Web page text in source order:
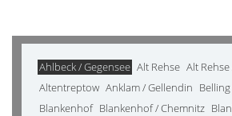
Ahlbeck / Gegensee Alt Rehse Alt
Altentreptow Anklam / Gellendin Belling
Blankenhof Blankenhof / Chemnitz